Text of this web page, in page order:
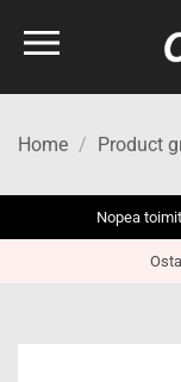
Home / Product
Nopea